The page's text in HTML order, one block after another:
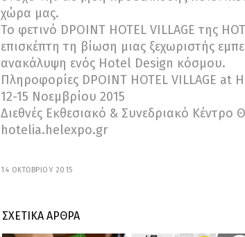
χώρα μας.
Το φετινό DPOINT HOTEL VILLAGE της
επισκέπτη τη βίωση μιας ξεχωριστής
ανακάλυψη ενός Hotel Design κόσμου.
Πληροφορίες DPOINT HOTEL VILLAGE at
12-15 Νοεμβρίου 2015
Διεθνές Εκθεσιακό & Συνεδριακό Κέντρο
hotelia.helexpo.gr
14 ΟΚΤΩΒΡΙΟΥ 2015
ΣΧΕΤΙΚΑ ΑΡΘΡΑ